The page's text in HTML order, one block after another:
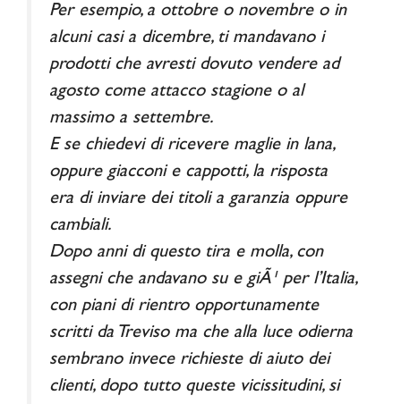
Per esempio, a ottobre o novembre o in
alcuni casi a dicembre, ti mandavano i
prodotti che avresti dovuto vendere ad
agosto come attacco stagione o al
massimo a settembre.
E se chiedevi di ricevere maglie in lana,
oppure giacconi e cappotti, la risposta
era di inviare dei titoli a garanzia oppure
cambiali.
Dopo anni di questo tira e molla, con
assegni che andavano su e giÃ¹ per l’Italia,
con piani di rientro opportunamente
scritti da Treviso ma che alla luce odierna
sembrano invece richieste di aiuto dei
clienti, dopo tutto queste vicissitudini, si